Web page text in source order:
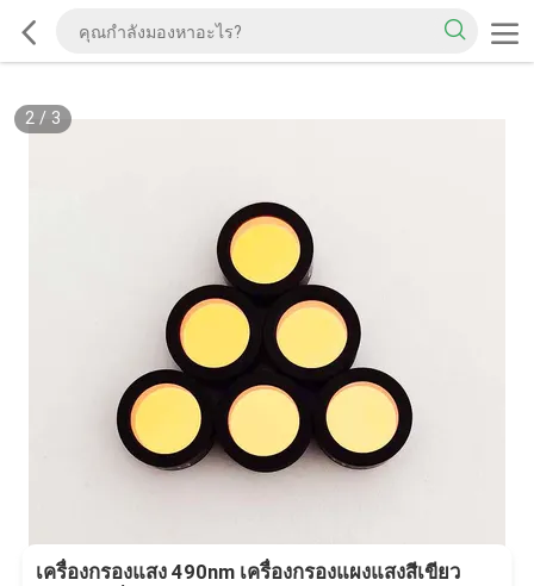
2/ 3
เครื่องกรองแสง 490nm เครื่องกรองแผงแสงสีเขียว